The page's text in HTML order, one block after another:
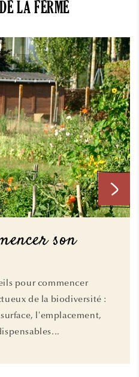
LA FERME
son
pour commencer
de la biodiversité :
l'emplacement,